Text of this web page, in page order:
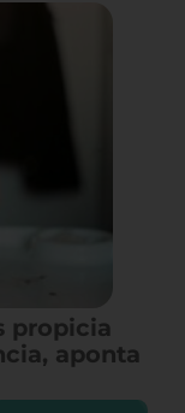
propicia
aponta